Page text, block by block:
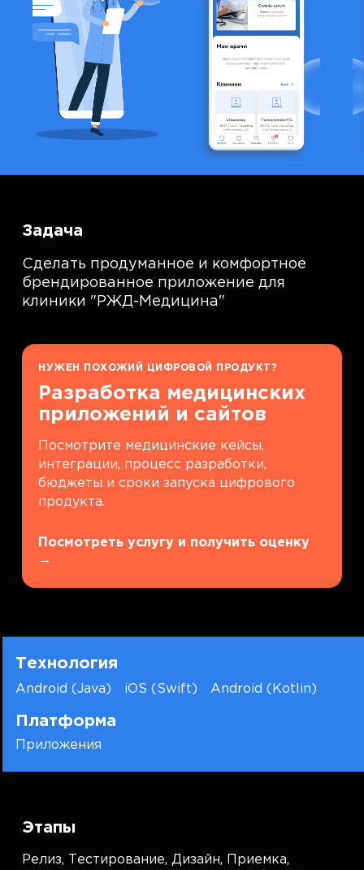
Задача
Сделать продуманное и комфортное
брендированное приложение для
клиники "РЖД-Медицина"
НУЖЕН ПОХОЖИЙ ЦИФРОВОЙ ПРОДУКТ?
Разработка медицинских
приложений и сайтов
Посмотрите медицинские кейсы,
интеграции, процесс разработки,
бюджеты и сроки запуска цифрового
продукта.
Посмотреть услугу и получить оценку
→
Технология
Android (Java) iOS (Swift) Android (Kotlin)
Платформа
Приложения
Этапы
Релиз, Тестирование,Дизайн,
Приемка,